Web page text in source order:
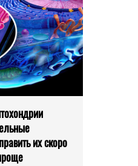
их скоро